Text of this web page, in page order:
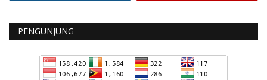
PENGUNJUNG